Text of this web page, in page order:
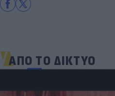
ΑΠΟ ΤΟ ΔΙΚΤΥΟ